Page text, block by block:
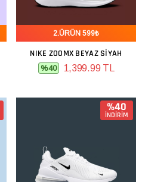
2.ÜRÜN 599₺
NIKE ZOOMX BEYAZ SIYAH
%40 1,399.99 TL
%40
İNDİRİM